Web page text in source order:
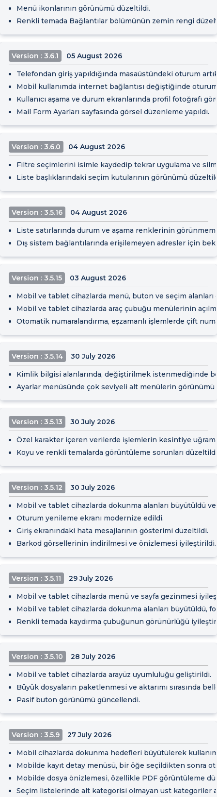
Menü ikonlarının görünümü düzeltildi.
Renkli temada Bağlantılar bölümünün zemin rengi
Version : 3.6.1 05 August 2026
Telefondan giriş yapıldığında masaüstündeki oturum
Mobil kullanımda internet bağlantısı değiştiğinde
Kullanıcı aşama ve durum ekranlarında profil fotoğrafı
Mail Form Ayarları sayfasında görsel düzenleme yapıldı.
Version : 3.6.0 04 August 2026
Filtre seçimlerini isimle kaydedip tekrar uygulama ve
Liste başlıklarındaki seçim kutularının görünümü
Version : 3.5.16 04 August 2026
Liste satırlarında durum ve aşama renklerinin
Dış sistem bağlantılarında erişilemeyen adresler için
Version : 3.5.15 03 August 2026
Mobil ve tablet cihazlarda menü, buton ve seçim alanları
Mobil ve tablet cihazlarda araç çubuğu menülerinin
Otomatik numaralandırma, eşzamanlı işlemlerde çift
Version : 3.5.14 30 July 2026
Kimlik bilgisi alanlarında, değiştirilmek istenmediğinde
Ayarlar menüsünde çok seviyeli alt menülerin görünümü
Version : 3.5.13 30 July 2026
Özel karakter içeren verilerde işlemlerin kesintiye
Koyu ve renkli temalarda görüntüleme sorunları
Version : 3.5.12 30 July 2026
Mobil ve tablet cihazlarda dokunma alanları büyütüldü
Oturum yenileme ekranı modernize edildi.
Giriş ekranındaki hata mesajlarının gösterimi düzeltildi.
Barkod görsellerinin indirilmesi ve önizlemesi iyileştirildi.
Version : 3.5.11 29 July 2026
Mobil ve tablet cihazlarda menü ve sayfa gezinmesi
Mobil ve tablet cihazlarda dokunma alanları büyütüldü,
Renkli temada kaydırma çubuğunun görünürlüğü
Version : 3.5.10 28 July 2026
Mobil ve tablet cihazlarda arayüz uyumluluğu geliştirildi.
Büyük dosyaların paketlenmesi ve aktarımı sırasında
Pasif buton görünümü güncellendi.
Version : 3.5.9 27 July 2026
Mobil cihazlarda dokunma hedefleri büyütülerek kullanım
Mobilde kayıt detay menüsü, bir öğe seçildikten sonra
Mobilde dosya önizlemesi, özellikle PDF görüntüleme
Seçim listelerinde alt kategorisi olmayan üst kategoriler